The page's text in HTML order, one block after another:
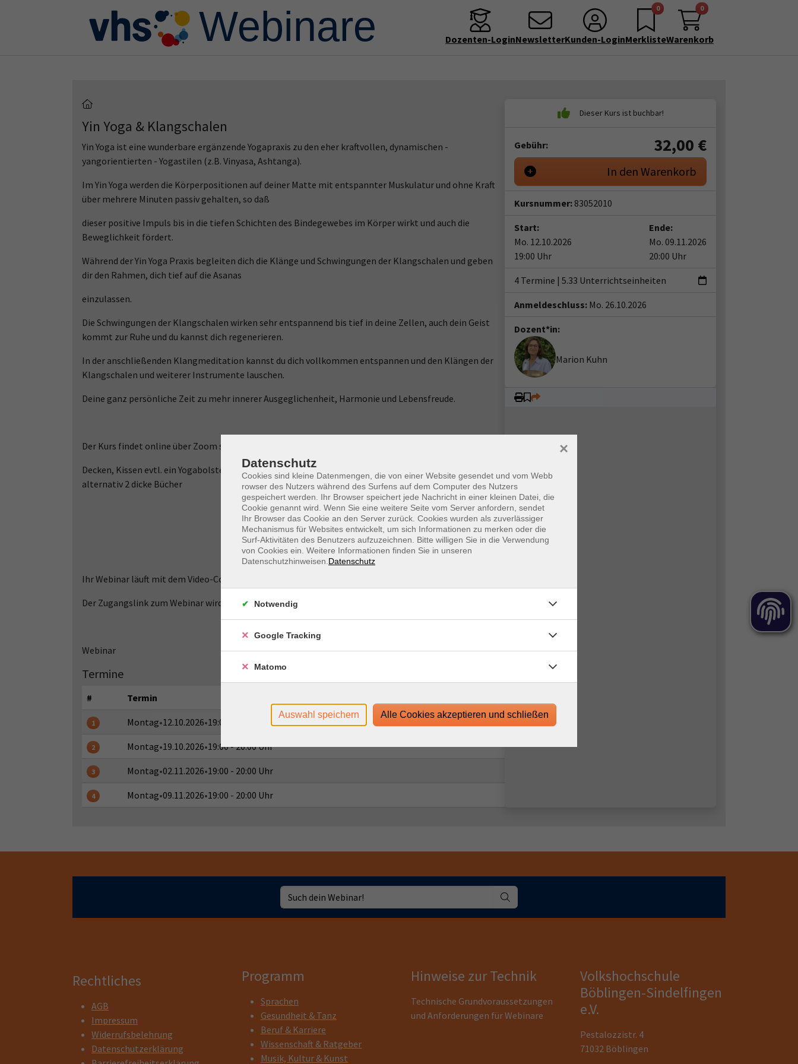
Dozenten-LoginNewsletterKunden-Login
0
Merkliste
0
Warenkorb
Yin Yoga & Klangschalen
Yin Yoga ist eine wunderbare ergänzende Yogapraxis zu den eher kraftvollen, dynamischen -
yangorientierten - Yogastilen (z.B. Vinyasa, Ashtanga).
Im Yin Yoga werden die Körperpositionen auf deiner Matte mit entspannter Muskulatur und ohne Kraft
über mehrere Minuten passiv gehalten, so daß
dieser positive Impuls bis in die tiefen Schichten des Bindegewebes im Körper wirkt und auch die
Beweglichkeit fördert.
Während der Yin Yoga Praxis begleiten dich die Klänge und Schwingungen der Klangschalen und geben
dir den Rahmen, dich tief auf die Asanas
einzulassen.
Die Schwingungen der Klangschalen wirken sehr entspannend bis tief in deine Zellen, auch dein Geist
kommt zur Ruhe und du kannst dich regenerieren.
In der anschließenden Klangmeditation kannst du dich vollkommen entspannen und den Klängen der
Klangschalen und weiterer Instrumente lauschen.
Deine ganz persönliche Zeit zu mehr innerer Ausgeglichenheit, Harmonie und Lebensfreude.
Der Kurs findet online über Zoom statt. Du solltest einen ruhigen Platz haben und folgende Hilfsmittel:
Decken, Kissen evtl. ein Yogabolster oder eine dicke zusammengerollte Decke und evtl. Yogablöcke oder
alternativ 2 dicke Bücher
Ihr Webinar läuft mit dem Video-Conferencing-System "Zoom"
Der Zugangslink zum Webinar wird Ihnen mit der Anmeldebestätigung zugeschickt.
Webinar
Termine
# Termin
1 Montag•12.10.2026•19:00 - 20:00 Uhr
2 Montag•19.10.2026•19:00 - 20:00 Uhr
3 Montag•02.11.2026•19:00 - 20:00 Uhr
4 Montag•09.11.2026•19:00 - 20:00 Uhr
Gebühr: 32,00 €
In den Warenkorb
Kursnummer: 83052010
Start:
Mo. 12.10.2026
19:00 Uhr
Ende:
Mo. 09.11.2026
20:00 Uhr
4 Termine | 5.33 Unterrichtseinheiten
Anmeldeschluss: Mo. 26.10.2026
Dozent*in:
Marion Kuhn
Rechtliches
AGB
Impressum
Widerrufsbelehrung
Datenschutzerklärung
Programm
Sprachen
Gesundheit & Tanz
Beruf & Karriere
Wissenschaft & Ratgeber
Musik, Kultur & Kunst
Hinweise zur Technik
Technische Grundvoraussetzungen
und Anforderungen für Webinare
Volkshochschule
Böblingen-Sindelfingen
e.V.
Pestalozzistr. 4
71032 Böblingen
Datenschutz
Cookies sind kleine Datenmengen, die von einer Website gesendet und vom Webb
rowser des Nutzers während des Surfens auf dem Computer des Nutzers
gespeichert werden. Ihr Browser speichert jede Nachricht in einer kleinen Datei, die
Cookie genannt wird. Wenn Sie eine weitere Seite vom Server anfordern, sendet
Ihr Browser das Cookie an den Server zurück. Cookies wurden als zuverlässiger
Mechanismus für Websites entwickelt, um sich Informationen zu merken oder die
Surf-Aktivitäten des Benutzers aufzuzeichnen. Bitte willigen Sie in die Verwendung
von Cookies ein. Weitere Informationen finden Sie in unseren
Datenschutzhinweisen. Datenschutz
×
Notwendig
Google Tracking
Matomo
Auswahl speichern Alle Cookies akzeptieren und schließen